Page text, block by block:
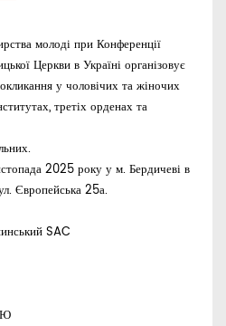
молоді при Конференції
Церкви в Україні організовує
у чоловічих та жіночих
третіх орденах та
2025року у м. Бердичеві в
Європейська 25а.
SAC